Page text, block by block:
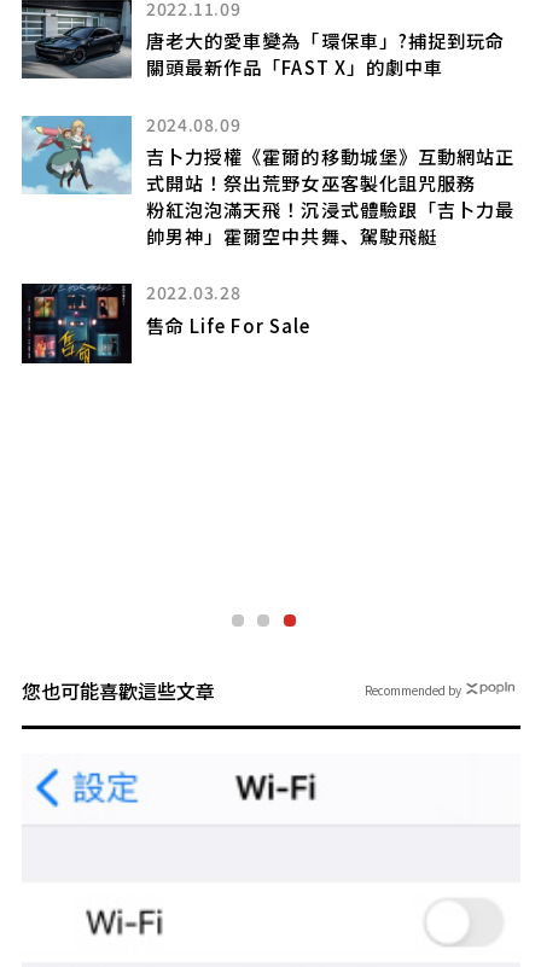
2022.11.09
唐老大的愛車變為「環保車」?捕捉到玩命
關頭最新作品「FAST X」的劇中車
2024.08.09
吉卜力授權《霍爾的移動城堡》互動網站正
式開站！祭出荒野女巫客製化詛咒服務
粉紅泡泡滿天飛！沉浸式體驗跟「吉卜力最
帥男神」霍爾空中共舞、駕駛飛艇
2022.03.28
售命 Life For Sale
您也可能喜歡這些文章 Recommended by